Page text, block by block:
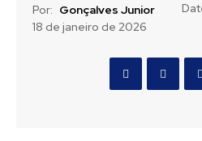
Por: Gonçalves Junior
18 de janeiro de 2026